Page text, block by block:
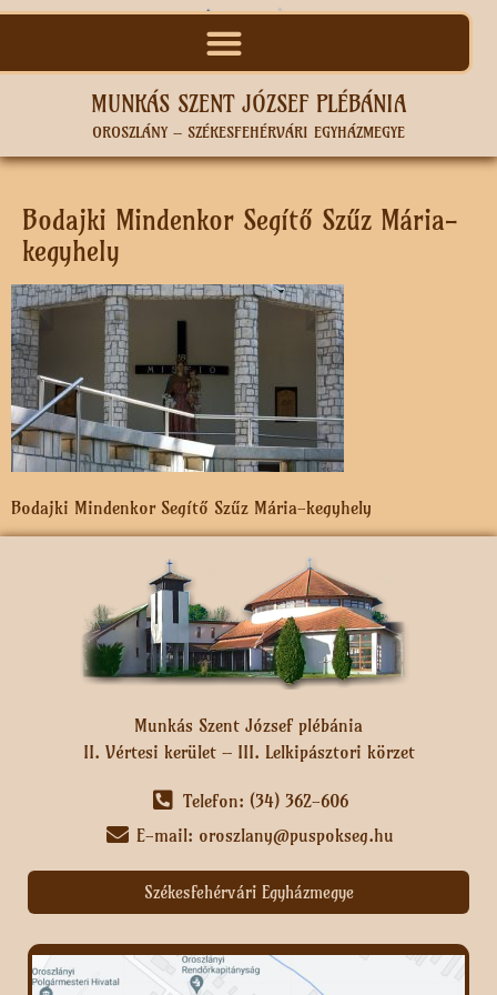
MUNKÁS SZENT JÓZSEF PLÉBÁNIA
OROSZLÁNY – SZÉKESFEHÉRVÁRI EGYHÁZMEGYE
Bodajki Mindenkor Segítő Szűz Mária-
kegyhely
Bodajki Mindenkor Segítő Szűz Mária-kegyhely
Munkás Szent József plébánia
II. Vértesi kerület – III. Lelkipásztori körzet
Telefon: (34) 362-606
E-mail: oroszlany@puspokseg.hu
Székesfehérvári Egyházmegye